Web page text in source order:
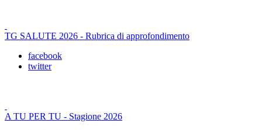
TG SALUTE 2026 - Rubrica di approfondimento
facebook
twitter
A TU PER TU - Stagione 2026